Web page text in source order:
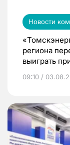
Новости
региона
выиграть
09:10 /